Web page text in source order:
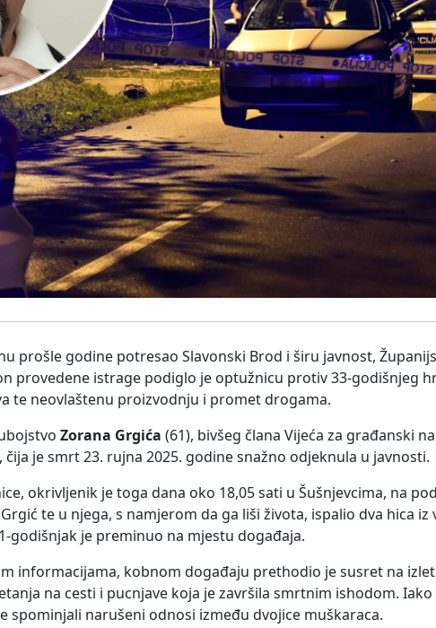
prošle godine potresao Slavonski Brod i širu javnost,
provedene istrage podiglo je optužnicu protiv 33-godišnjeg
te neovlaštenu proizvodnju i promet drogama.
Zorana Grgića (61), bivšeg člana Vijeća za građanski
je smrt 23. rujna 2025. godine snažno odjeknula u javnosti.
okrivljenik je toga dana oko 18,05 sati u Šušnjevcima, na
te u njega, s namjerom da ga liši života, ispalio dva hica
godišnjak je preminuo na mjestu događaja.
informacijama, kobnom događaju prethodio je susret na
na cesti i pucnjave koja je završila smrtnim ishodom.
spominjali narušeni odnosi između dvojice muškaraca.